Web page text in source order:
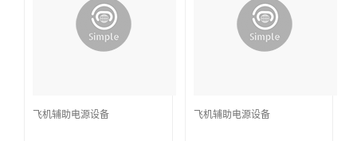
飞机辅助电源设备 飞机辅助电源设备